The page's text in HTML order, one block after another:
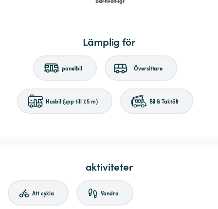
Lämplig för
panelbil Översittare
Husbil (upp till 7,5 m) Bil & Taktält
aktiviteter
Att cykla Vandra